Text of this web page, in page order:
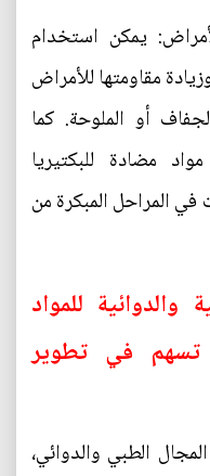
يمكن استخدام
مقاومتها للأمراض
أو الملوحة. كما
مضادة للبكتيريا
في المراحل المبكرة من
للمواد
تسهم في تطوير
الطبي والدوائي،